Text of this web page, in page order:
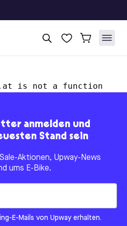
is not a function
anmelden und
Stand sein
Aktionen, Upway-News
ums E-Bike.
from us?
E-Mails von Upway erhalten.